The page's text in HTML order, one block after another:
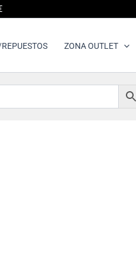
ZONA OUTLET